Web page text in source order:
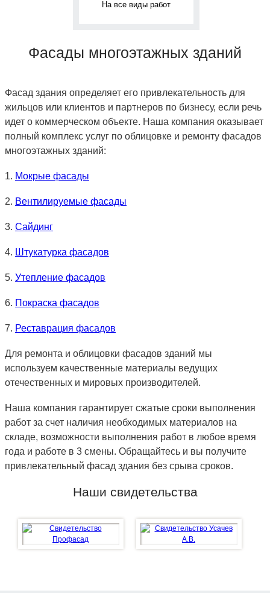
На все виды работ
Фасады многоэтажных зданий
Фасад здания определяет его привлекательность для
жильцов или клиентов и партнеров по бизнесу, если речь
идет о коммерческом объекте. Наша компания оказывает
полный комплекс услуг по облицовке и ремонту фасадов
многоэтажных зданий:
1. Мокрые фасады
2. Вентилируемые фасады
3. Сайдинг
4. Штукатурка фасадов
5. Утепление фасадов
6. Покраска фасадов
7. Реставрация фасадов
Для ремонта и облицовки фасадов зданий мы
используем качественные материалы ведущих
отечественных и мировых производителей.
Наша компания гарантирует сжатые сроки выполнения
работ за счет наличия необходимых материалов на
складе, возможности выполнения работ в любое время
года и работе в 3 смены. Обращайтесь и вы получите
привлекательный фасад здания без срыва сроков.
Наши свидетельства